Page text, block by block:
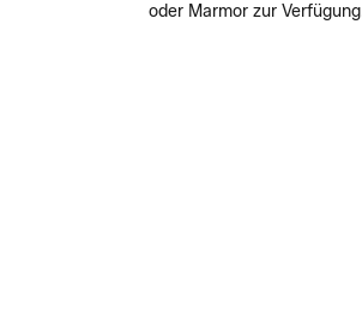
oder Marmor zur